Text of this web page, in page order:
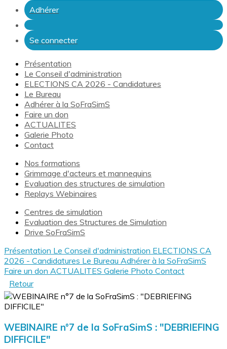
Adhérer
Se connecter
Présentation
Le Conseil d'administration
ELECTIONS CA 2026 - Candidatures
Le Bureau
Adhérer à la SoFraSimS
Faire un don
ACTUALITES
Galerie Photo
Contact
Nos formations
Grimmage d'acteurs et mannequins
Evaluation des structures de simulation
Replays Webinaires
Centres de simulation
Evaluation des Structures de Simulation
Drive SoFraSimS
Présentation Le Conseil d'administration ELECTIONS CA
2026 - Candidatures Le Bureau Adhérer à la SoFraSimS
Faire un don ACTUALITES Galerie Photo Contact
Retour
WEBINAIRE n°7 de la SoFraSimS : "DEBRIEFING
DIFFICILE"